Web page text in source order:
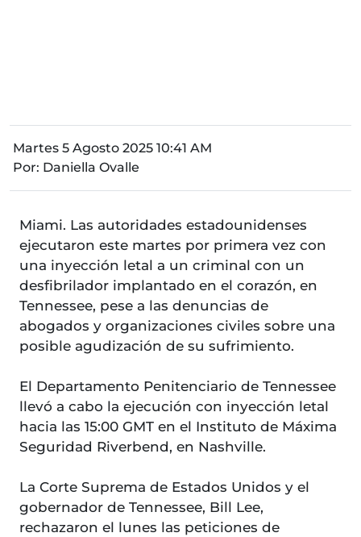
Martes 5 Agosto 2025 10:41 AM
Por: Daniella Ovalle
Miami. Las autoridades estadounidenses
ejecutaron este martes por primera vez con
una inyección letal a un criminal con un
desfibrilador implantado en el corazón, en
Tennessee, pese a las denuncias de
abogados y organizaciones civiles sobre una
posible agudización de su sufrimiento.
El Departamento Penitenciario de Tennessee
llevó a cabo la ejecución con inyección letal
hacia las 15:00 GMT en el Instituto de Máxima
Seguridad Riverbend, en Nashville.
La Corte Suprema de Estados Unidos y el
gobernador de Tennessee, Bill Lee,
rechazaron el lunes las peticiones de